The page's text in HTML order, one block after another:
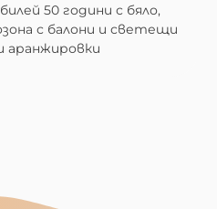
50 години с бяло,
с балони и светещи
аранжировки